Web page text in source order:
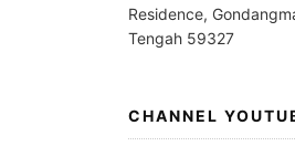
Residence,
Tengah 59327
CHANNEL